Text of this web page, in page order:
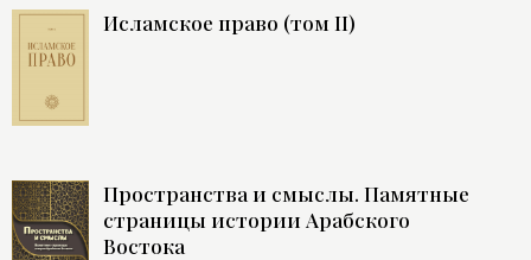
Исламское право (том II)
Пространства и смыслы. Памятные
страницы истории Арабского
Востока